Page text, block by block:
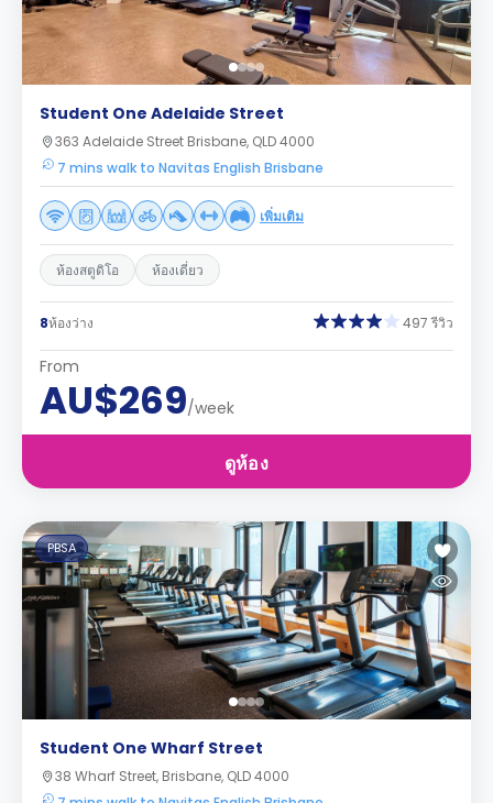
Student One Adelaide Street
363 Adelaide Street Brisbane, QLD 4000
7 mins walk to Navitas English Brisbane
เพิ่มเติม
ห้องสตูดิโอ ห้องเดี่ยว
8ห้องว่าง 497 รีวิว
From
AU$269/week
ดูห้อง
PBSA
Student One Wharf Street
38 Wharf Street, Brisbane, QLD 4000